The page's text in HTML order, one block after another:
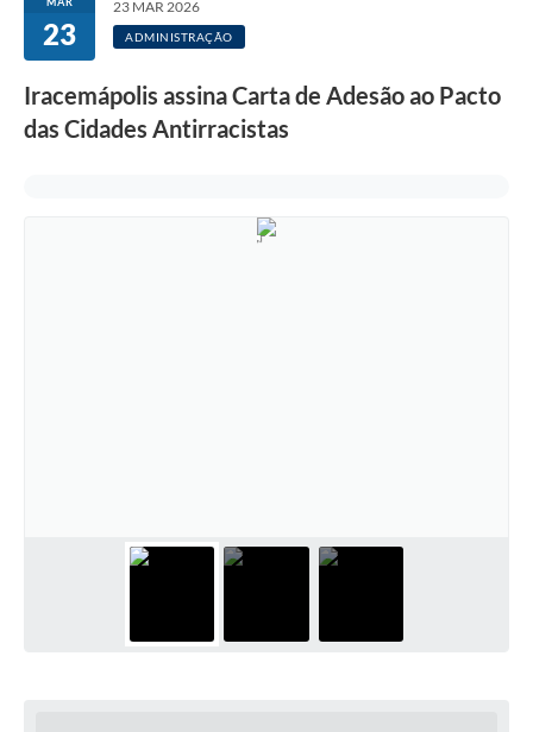
23
23 MAR 2026
ADMINISTRAÇÃO
Iracemápolis assina Carta de Adesão ao Pacto
das Cidades Antirracistas